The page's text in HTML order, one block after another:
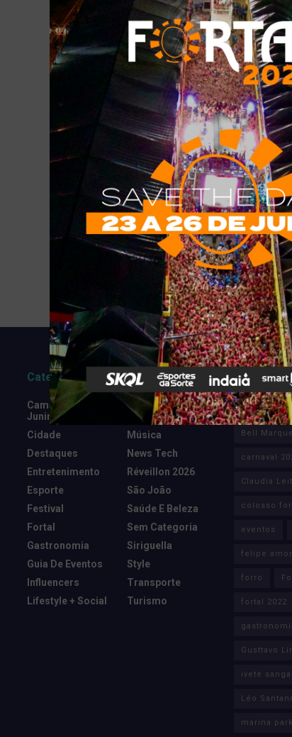
Categorias
Camarote Vip
Junino
Cidade
Destaques
Entretenimento
Esporte
Festival
Fortal
Gastronomia
Guia De Eventos
Influencers
Lifestyle + Social
Marketing E
Negócios
Música
News Tech
Réveillon 2026
São João
Saúde E Beleza
Sem Categoria
Siriguella
Style
Transporte
Turismo
Tags
Anitta
Bell
carnaval
Claudia
colosso
eventos
felipe
forro
fortal 2022
Gusttavo
ivete
Léo
marina